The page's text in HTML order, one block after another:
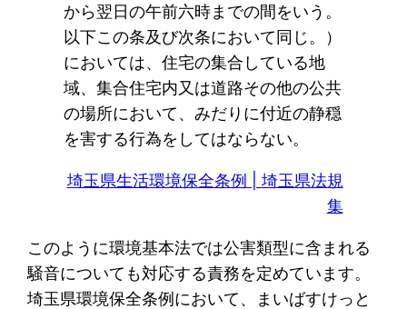
から翌日の午前六時までの間をいう。
以下この条及び次条において同じ。）
においては、住宅の集合している地
域、集合住宅内又は道路その他の公共
の場所において、みだりに付近の静穏
を害する行為をしてはならない。
埼玉県生活環境保全条例 | 埼玉県法規
集
このように環境基本法では公害類型に含まれる
騒音についても対応する責務を定めています。
埼玉県環境保全条例において、まいばすけっと